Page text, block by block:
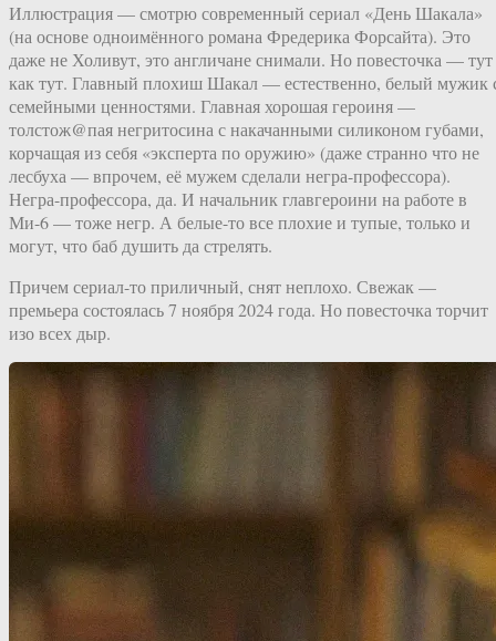
Иллюстрация — смотрю современный сериал «День Шакала»
(на основе одноимённого романа Фредерика Форсайта). Это
даже не Холивут, это англичане снимали. Но повесточка — тут
как тут. Главный плохиш Шакал — естественно, белый мужик
семейными ценностями. Главная хорошая героиня —
толстож@пая негритосина с накачанными силиконом губами,
корчащая из себя «эксперта по оружию» (даже странно что не
лесбуха — впрочем, её мужем сделали негра-профессора).
Негра-профессора, да. И начальник главгероини на работе в
Ми-6 — тоже негр. А белые-то все плохие и тупые, только и
могут, что баб душить да стрелять.
Причем сериал-то приличный, снят неплохо. Свежак —
премьера состоялась 7 ноября 2024 года. Но повесточка торчит
изо всех дыр.